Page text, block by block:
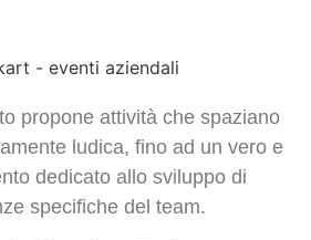
propone attività che spaziano
ludica, fino ad un vero e
dedicato allo sviluppo di
specifiche del team.